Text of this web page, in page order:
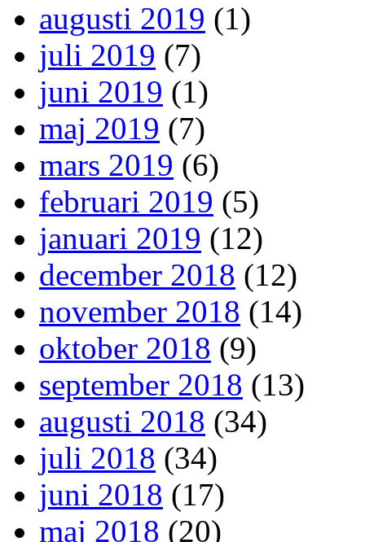
augusti 2019 (1)
juli 2019 (7)
juni 2019 (1)
maj 2019 (7)
mars 2019 (6)
februari 2019 (5)
januari 2019 (12)
december 2018 (12)
november 2018 (14)
oktober 2018 (9)
september 2018 (13)
augusti 2018 (34)
juli 2018 (34)
juni 2018 (17)
maj 2018 (20)